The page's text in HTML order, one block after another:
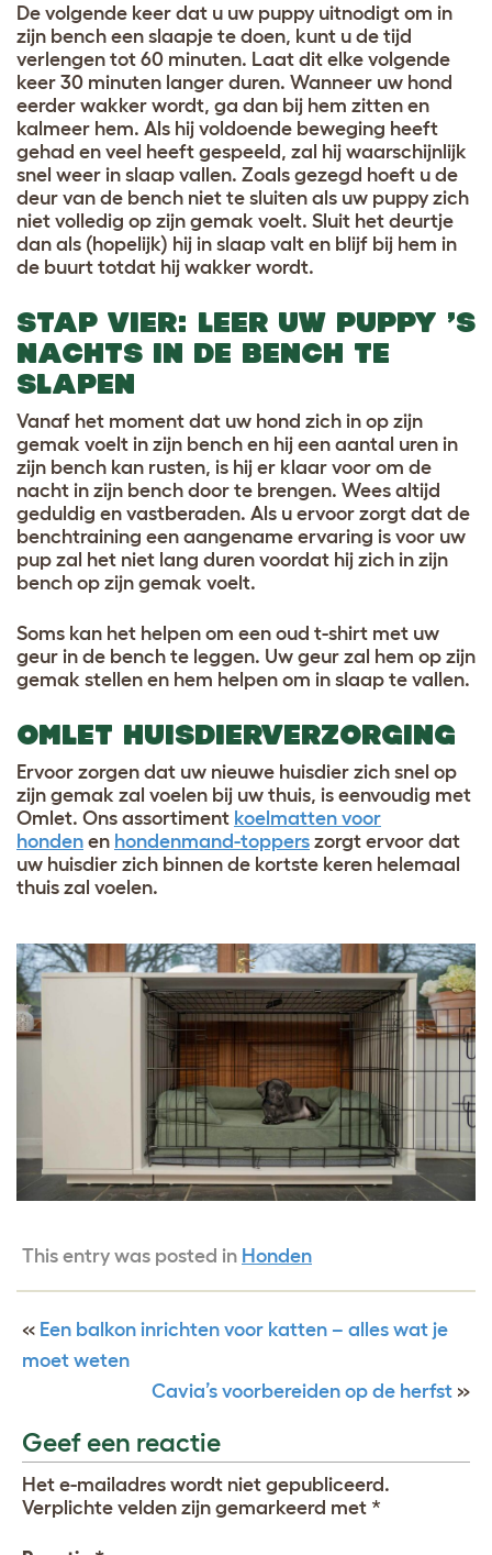
De volgende keer dat u uw puppy uitnodigt om in
zijn bench een slaapje te doen, kunt u de tijd
verlengen tot 60 minuten. Laat dit elke volgende
keer 30 minuten langer duren. Wanneer uw hond
eerder wakker wordt, ga dan bij hem zitten en
kalmeer hem. Als hij voldoende beweging heeft
gehad en veel heeft gespeeld, zal hij waarschijnlijk
snel weer in slaap vallen. Zoals gezegd hoeft u de
deur van de bench niet te sluiten als uw puppy zich
niet volledig op zijn gemak voelt. Sluit het deurtje
dan als (hopelijk) hij in slaap valt en blijf bij hem in
de buurt totdat hij wakker wordt.
STAP VIER: LEER UW PUPPY ’S
NACHTS IN DE BENCH TE
SLAPEN
Vanaf het moment dat uw hond zich in op zijn
gemak voelt in zijn bench en hij een aantal uren in
zijn bench kan rusten, is hij er klaar voor om de
nacht in zijn bench door te brengen. Wees altijd
geduldig en vastberaden. Als u ervoor zorgt dat de
benchtraining een aangename ervaring is voor uw
pup zal het niet lang duren voordat hij zich in zijn
bench op zijn gemak voelt.
Soms kan het helpen om een oud t-shirt met uw
geur in de bench te leggen. Uw geur zal hem op zijn
gemak stellen en hem helpen om in slaap te vallen.
OMLET HUISDIERVERZORGING
Ervoor zorgen dat uw nieuwe huisdier zich snel op
zijn gemak zal voelen bij uw thuis, is eenvoudig met
Omlet. Ons assortiment koelmatten voor
honden en hondenmand-toppers zorgt ervoor dat
uw huisdier zich binnen de kortste keren helemaal
thuis zal voelen.
This entry was posted in Honden
« Een balkon inrichten voor katten – alles wat je
moet weten
Cavia’s voorbereiden op de herfst »
Geef een reactie
Het e-mailadres wordt niet gepubliceerd.
Verplichte velden zijn gemarkeerd met *